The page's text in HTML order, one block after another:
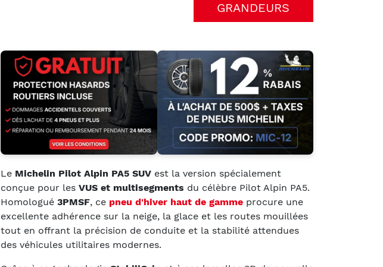
GRANDEURS
Le Michelin Pilot Alpin PA5 SUV est la version spécialement
conçue pour les VUS et multisegments du célèbre Pilot Alpin PA5.
Homologué 3PMSF, ce pneu d'hiver haut de gamme procure une
excellente adhérence sur la neige, la glace et les routes mouillées
tout en offrant la précision de conduite et la stabilité attendues
des véhicules utilitaires modernes.